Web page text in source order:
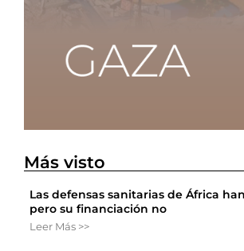
Más visto
Las defensas sanitarias de África
pero su financiación no
Leer Más >>